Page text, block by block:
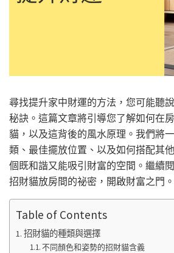
尋找提升家中財運的方法，您可能聽
秘訣。這篇文章將引導您了解如何在
貓，以及這背後的風水原理。我們將
類、最佳擺放位置、以及如何搭配其
個既和諧又能吸引財富的空間。繼續
招財貓放房間的祕密，開啟財富之門。
Table of Contents
招財貓的種類與選擇
不同顏色和姿勢的招財貓含義